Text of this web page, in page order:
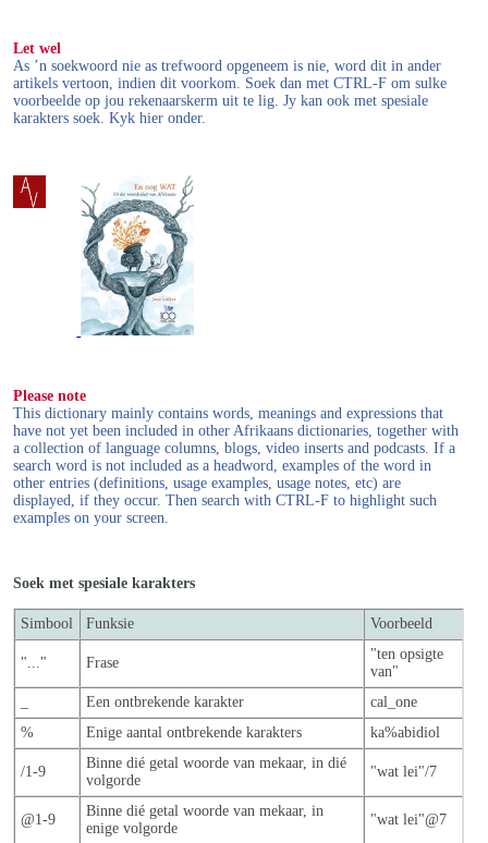
Let wel
As ’n soekwoord nie as trefwoord opgeneem is nie, word dit in ander
artikels vertoon, indien dit voorkom. Soek dan met CTRL-F om sulke
voorbeelde op jou rekenaarskerm uit te lig. Jy kan ook met spesiale
karakters soek. Kyk hier onder.
Please note
This dictionary mainly contains words, meanings and expressions that
have not yet been included in other Afrikaans dictionaries, together with
a collection of language columns, blogs, video inserts and podcasts. If a
search word is not included as a headword, examples of the word in
other entries (definitions, usage examples, usage notes, etc) are
displayed, if they occur. Then search with CTRL-F to highlight such
examples on your screen.
Soek met spesiale karakters
Simbool Funksie Voorbeeld
"..." Frase
"ten opsigte
van"
Een ontbrekende karakter
cal_one
%
Enige aantal ontbrekende karakters ka%abidiol
/1-9
Binne dié getal woorde van mekaar, in dié
volgorde
"wat lei"/7
@1-9
Binne dié getal woorde van mekaar, in
enige volgorde
"wat lei"@7